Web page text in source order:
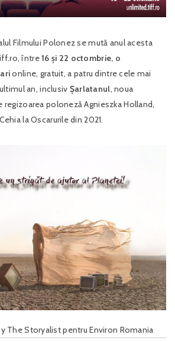
Filmului Polonez se mută anul acesta
între16 și 22 octombrie, o
online, gratuit, a patru dintre cele mai
an, inclusiv Șarlatanul, noua
poloneză Agnieszka Holland,
la Oscarurile din 2021.
The Storyalist pentru Environ Romania